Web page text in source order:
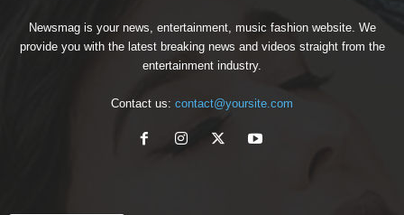
Newsmag is your news, entertainment, music fashion website. We
provide you with the latest breaking news and videos straight from the
entertainment industry.
Contact us: contact@yoursite.com